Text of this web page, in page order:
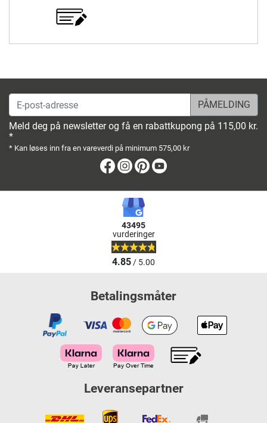
E-post-adresse
Meld deg på newsletter og få en rabattkupong på 115,00 kr.
*
* Kan løses inn fra en vareverdi på minimum 575,00 kr
Facebook
Instagram
Pinterest
43495
vurderinger
4.85/ 5.00
Betalingsmåter
Leveransepartner